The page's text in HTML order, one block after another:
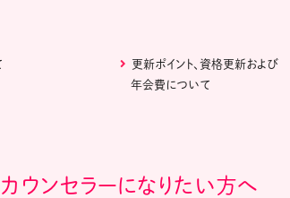
更新ポイント、資格更新および
年会費について
ウンセラーになりたい方へ